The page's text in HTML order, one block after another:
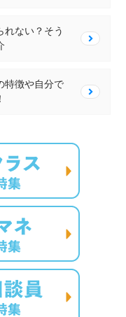
れない？そう
特徴や自分で